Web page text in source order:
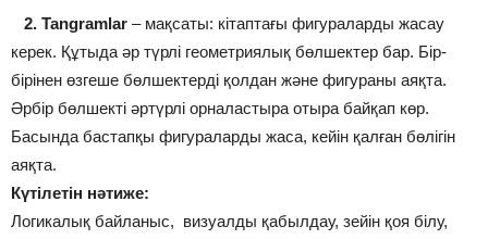
2. Tangramlar – мақсаты: кітаптағы фигураларды жасау
керек. Құтыда әр түрлі геометриялық бөлшектер бар. Бір-
бірінен өзгеше бөлшектерді қолдан және фигураны аяқта.
Әрбір бөлшекті әртүрлі орналастыра отыра байқап көр.
Басында бастапқы фигураларды жаса, кейін қалған бөлігін
аяқта.
Күтілетін нәтиже:
Логикалық байланыс, визуалды қабылдау, зейін қоя білу,